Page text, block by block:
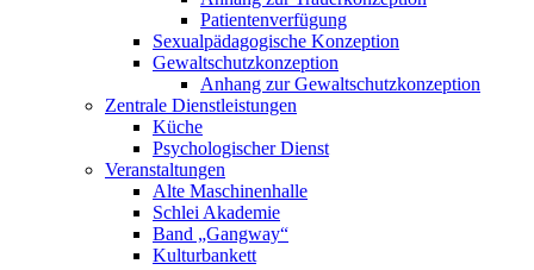
Patientenverfügung
Sexualpädagogische Konzeption
Gewaltschutzkonzeption
Anhang zur Gewaltschutzkonzeption
Zentrale Dienstleistungen
Küche
Psychologischer Dienst
Veranstaltungen
Alte Maschinenhalle
Schlei Akademie
Band „Gangway“
Kulturbankett